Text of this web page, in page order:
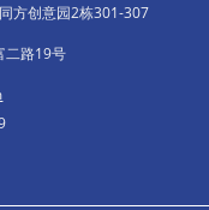
方创意园2栋301-307
二路19号